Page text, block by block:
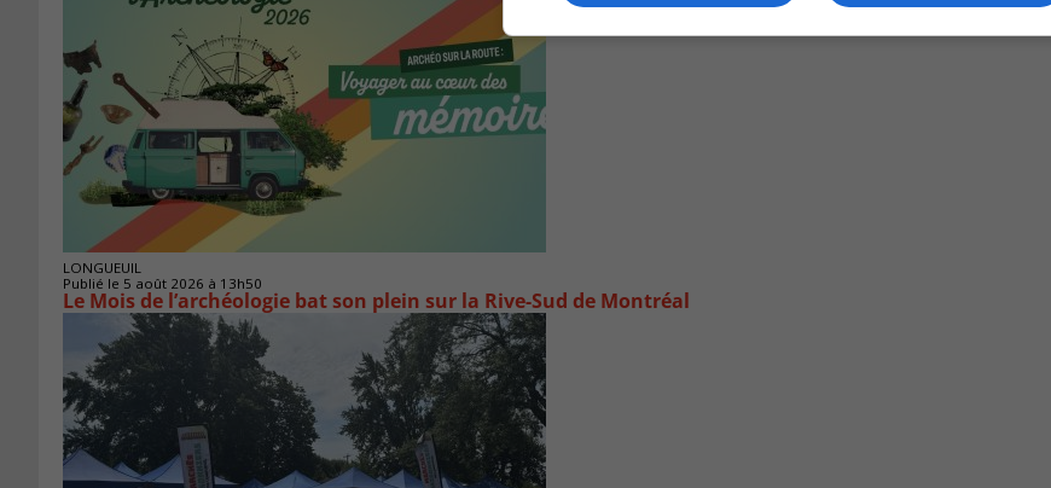
LONGUEUIL
Publié le 5 août 2026 à 13h50
Le Mois de l’archéologie bat son plein sur la Rive-Sud de Montréal